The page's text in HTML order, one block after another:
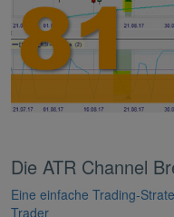
Die ATR Channel
Eine einfache Trading-
Trader